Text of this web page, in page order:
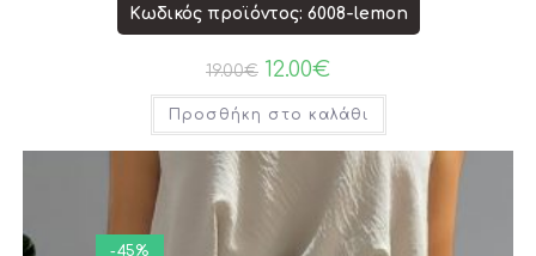
Κωδικός προϊόντος: 6008-lemon
19.00€ 12.00€
Προσθήκη στο καλάθι
-45%